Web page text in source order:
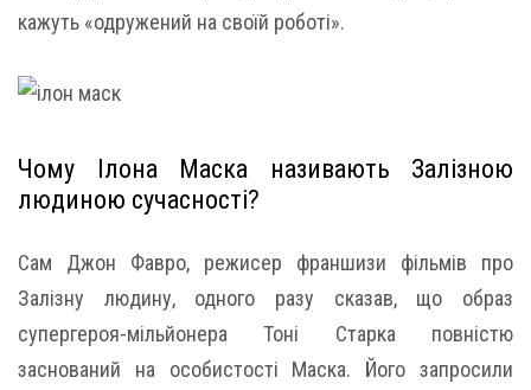
кажуть «одружений на своїй роботі».
Чому Ілона Маска називають Залізною
людиною сучасності?
Сам Джон Фавро, режисер франшизи фільмів про
Залізну людину, одного разу сказав, що образ
супергероя-мільйонера Тоні Старка повністю
заснований на особистості Маска. Його запросили